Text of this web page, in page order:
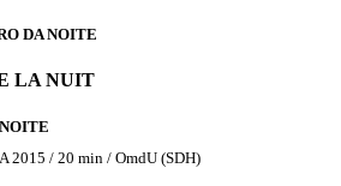
DA NOITE
LA NUIT
2015 / 20 min / OmdU (SDH)